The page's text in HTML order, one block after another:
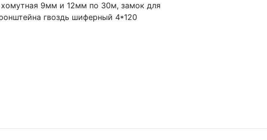
хомутная 9мм и 12мм по 30м, замок для
гвоздь шиферный 4*120